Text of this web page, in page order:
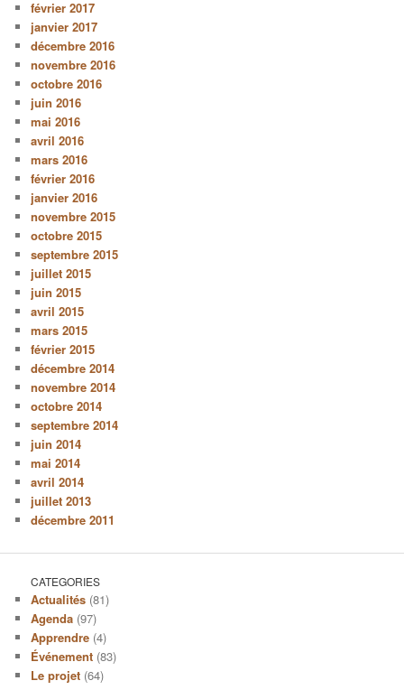
février 2017
janvier 2017
décembre 2016
novembre 2016
octobre 2016
juin 2016
mai 2016
avril 2016
mars 2016
février 2016
janvier 2016
novembre 2015
octobre 2015
septembre 2015
juillet 2015
juin 2015
avril 2015
mars 2015
février 2015
décembre 2014
novembre 2014
octobre 2014
septembre 2014
juin 2014
mai 2014
avril 2014
juillet 2013
décembre 2011
CATEGORIES
Actualités (81)
Agenda (97)
Apprendre (4)
Événement (83)
Le projet (64)